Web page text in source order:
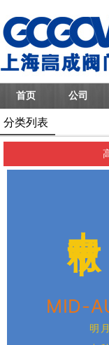
首页 公司
分类列表
MID-
明